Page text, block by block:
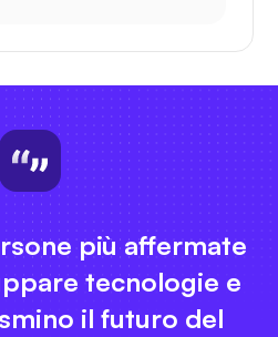
più affermate
tecnologie e
il futuro del